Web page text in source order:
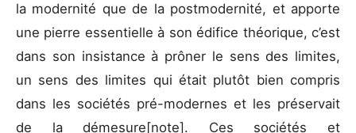
la modernité que de la postmodernité, et apporte
une pierre essentielle à son édifice théorique, c’est
dans son insistance à prôner le sens des limites,
un sens des limites qui était plutôt bien compris
dans les sociétés pré-modernes et les préservait
de la démesure[note]. Ces sociétés et